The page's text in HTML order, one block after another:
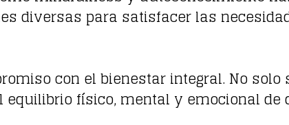
diversas para satisfacer las
con el bienestar integral. No solo
físico, mental y emocional de